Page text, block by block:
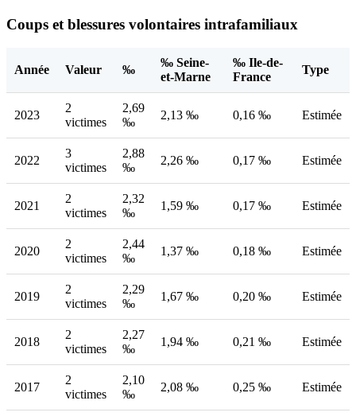
Coups et blessures volontaires intrafamiliaux
Année Valeur ‰
‰ Seine-
et-Marne
‰ Ile-de-
France
Type
2023
2
victimes
2,69
‰
2,13 ‰ 0,16 ‰ Estimée
2022
3
victimes
2,88
‰
2,26 ‰ 0,17 ‰ Estimée
2021
2
victimes
2,32
‰
1,59 ‰ 0,17 ‰ Estimée
2020
2
victimes
2,44
‰
1,37 ‰ 0,18 ‰ Estimée
2019
2
victimes
2,29
‰
1,67 ‰ 0,20 ‰ Estimée
2018
2
victimes
2,27
‰
1,94 ‰ 0,21 ‰ Estimée
2017
2
victimes
2,10
‰
2,08 ‰ 0,25 ‰ Estimée